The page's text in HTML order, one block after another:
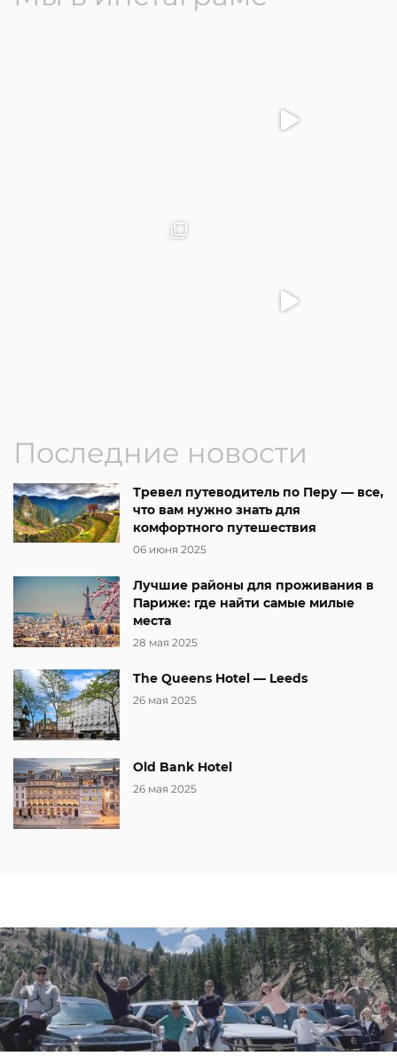
Последние новости
Тревел путеводитель по Перу — все,
что вам нужно знать для
комфортного путешествия
06 июня 2025
Лучшие районы для проживания в
Париже: где найти самые милые
места
28 мая 2025
The Queens Hotel — Leeds
26 мая 2025
Old Bank Hotel
26 мая 2025